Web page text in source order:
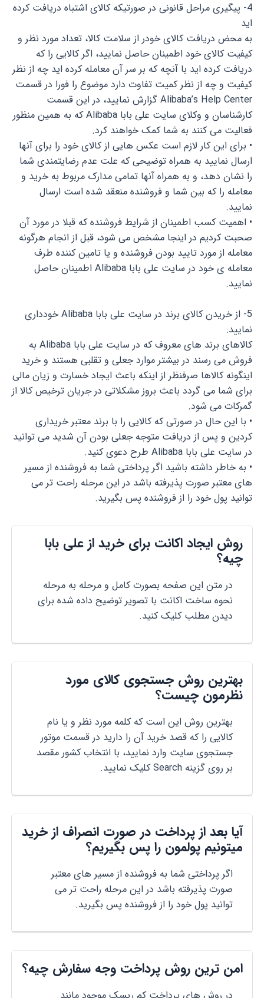
4- پیگیری مراحل قانونی در صورتیکه کالای اشتباه دریافت کرده
اید
به محض دریافت کالای خودر از سلامت کالا، تعداد مورد نظر و
کیفیت کالای خود اطمینان حاصل نمایید، اگر کالایی را که
دریافت کرده اید با آنچه که بر سر آن معامله کرده اید چه از نظر
کیفیت و چه از نظر کمیت تفاوت دارد موضوع را فورا در قسمت
Alibaba’s Help Center گزارش نمایید، در این قسمت
کارشناسان و وکلای سایت علی بابا Alibaba که به همین منظور
فعالیت می کنند به شما کمک خواهند کرد.
• برای این کار لازم است عکس هایی از کالای خود را برای آنها
ارسال نمایید به همراه توضیحی که علت عدم رضایتمندی شما
را نشان دهد، و به همراه آنها تمامی مدارک مربوط به خرید و
معامله را که بین شما و فروشنده منعقد شده است ارسال
نمایید.
• اهمیت کسب اطمینان از شرایط فروشنده که قبلا در مورد آن
صحبت کردیم در اینجا مشخص می شود، قبل از انجام هرگونه
معامله از مورد تایید بودن فروشنده و یا تامین کننده طرف
معامله ی خود در سایت علی بابا Alibaba اطمینان حاصل
نمایید.
5- از خریدن کالای برند در سایت علی بابا Alibaba خودداری
نمایید:
کالاهای برند های معروف که در سایت علی بابا Alibaba به
فروش می رسند در بیشتر موارد جعلی و تقلبی هستند و خرید
اینگونه کالاها صرفنظر از اینکه باعث ایجاد خسارت و زیان مالی
برای شما می گردد باعث بروز مشکلاتی در جریان ترخیص کالا از
گمرکات می شود.
• با این حال در صورتی که کالایی را با برند معتبر خریداری
کردین و پس از دریافت متوجه جعلی بودن آن شدید می توانید
در سایت علی بابا Alibaba طرح دعوی کنید.
• به خاطر داشته باشید اگر پرداختی شما به فروشنده از مسیر
های معتبر صورت پذیرفته باشد در این مرحله راحت تر می
توانید پول خود را از فروشنده پس بگیرید.
روش ایجاد اکانت برای خرید از علی بابا
چیه؟
در متن این صفحه بصورت کامل و مرحله به مرحله
نحوه ساخت اکانت با تصویر توضیح داده شده برای
دیدن مطلب کلیک کنید.
بهترین روش جستجوی کالای مورد
نظرمون چیست؟
بهترین روش این است که کلمه مورد نظر و یا نام
کالایی را که قصد خرید آن را دارید در قسمت موتور
جستجوی سایت وارد نمایید، با انتخاب کشور مقصد
بر روی گزینه Search کلیک نمایید.
آیا بعد از پرداخت در صورت انصراف از خرید
میتونیم پولمون را پس بگیریم؟
اگر پرداختی شما به فروشنده از مسیر های معتبر
صورت پذیرفته باشد در این مرحله راحت تر می
توانید پول خود را از فروشنده پس بگیرید.
امن ترین روش پرداخت وجه سفارش چیه؟